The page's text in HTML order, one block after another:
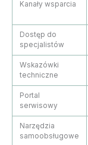
Kanały wsparcia
Dostęp do
specjalistów
Wskazówki
techniczne
Portal
serwisowy
Narzędzia
samoobsługowe